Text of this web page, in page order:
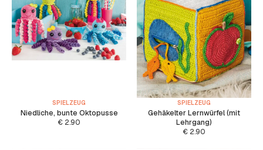
SPIELZEUG
Niedliche, bunte Oktopusse
€ 2.90
SPIELZEUG
Gehäkelter Lernwürfel (mit
Lehrgang)
€ 2.90